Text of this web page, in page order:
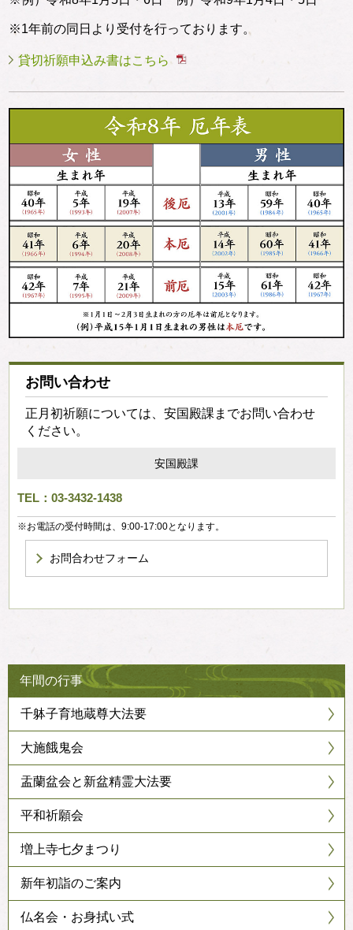
※1年前の同日より受付を行っております。
貸切祈願申込み書はこちら
お問い合わせ
正月初祈願については、安国殿課までお問い合わせ
ください。
安国殿課
TEL：03-3432-1438
※お電話の受付時間は、9:00-17:00となります。
お問合わせフォーム
年間の行事
千躰子育地蔵尊大法要
大施餓鬼会
盂蘭盆会と新盆精霊大法要
平和祈願会
増上寺七夕まつり
新年初詣のご案内
仏名会・お身拭い式